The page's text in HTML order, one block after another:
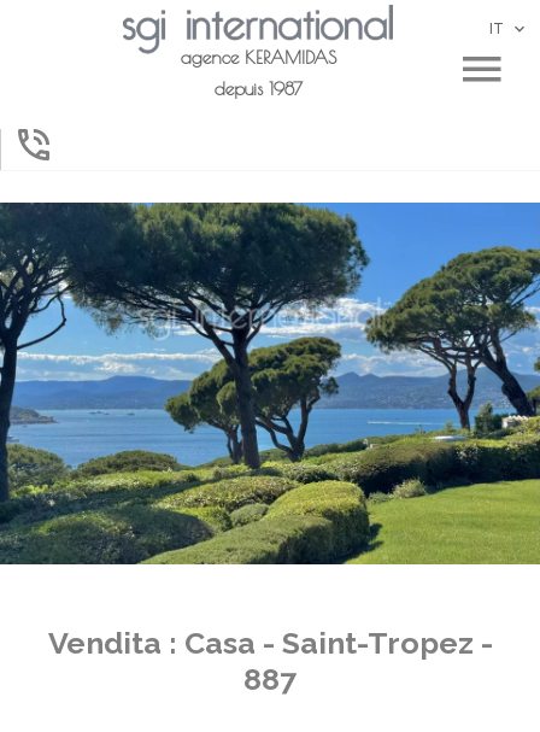
agence KERAMIDAS
depuis 1987
IT
Vendita : Casa - Saint-Tropez -
887